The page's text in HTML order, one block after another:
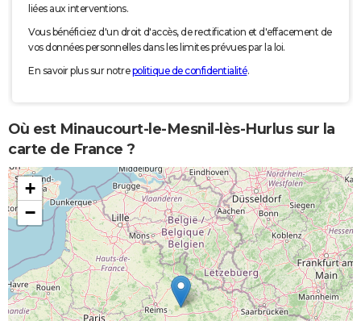
liées aux interventions.
Vous bénéficiez d'un droit d'accès, de rectification et d'effacement de
vos données personnelles dans les limites prévues par la loi.
En savoir plus sur notrepolitique de confidentialité.
Où est Minaucourt-le-Mesnil-lès-Hurlus sur la
carte de France ?
+
−